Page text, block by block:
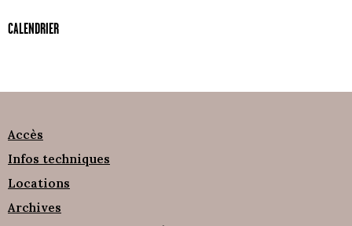
CALENDRIER
Accès
Infos techniques
Locations
Archives